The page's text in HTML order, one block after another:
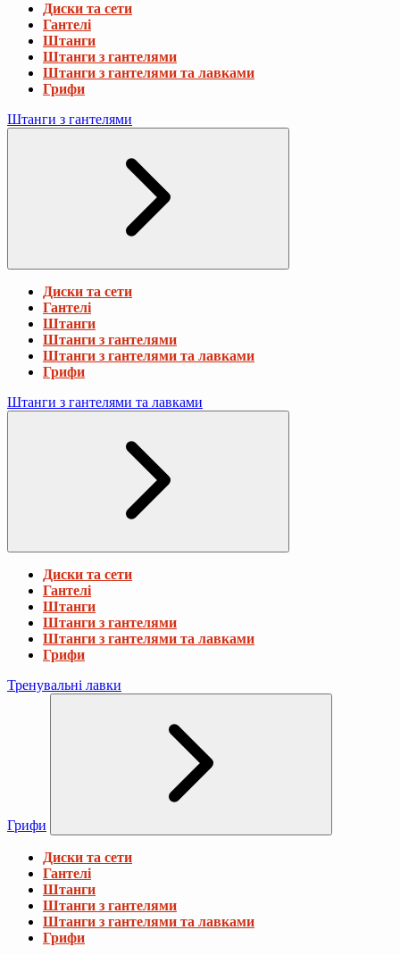
Диски та сети
Гантелі
Штанги
Штанги з гантелями
Штанги з гантелями та лавками
Грифи
Штанги з гантелями
Диски та сети
Гантелі
Штанги
Штанги з гантелями
Штанги з гантелями та лавками
Грифи
Штанги з гантелями та лавками
Диски та сети
Гантелі
Штанги
Штанги з гантелями
Штанги з гантелями та лавками
Грифи
Тренувальні лавки
Грифи
Диски та сети
Гантелі
Штанги
Штанги з гантелями
Штанги з гантелями та лавками
Грифи